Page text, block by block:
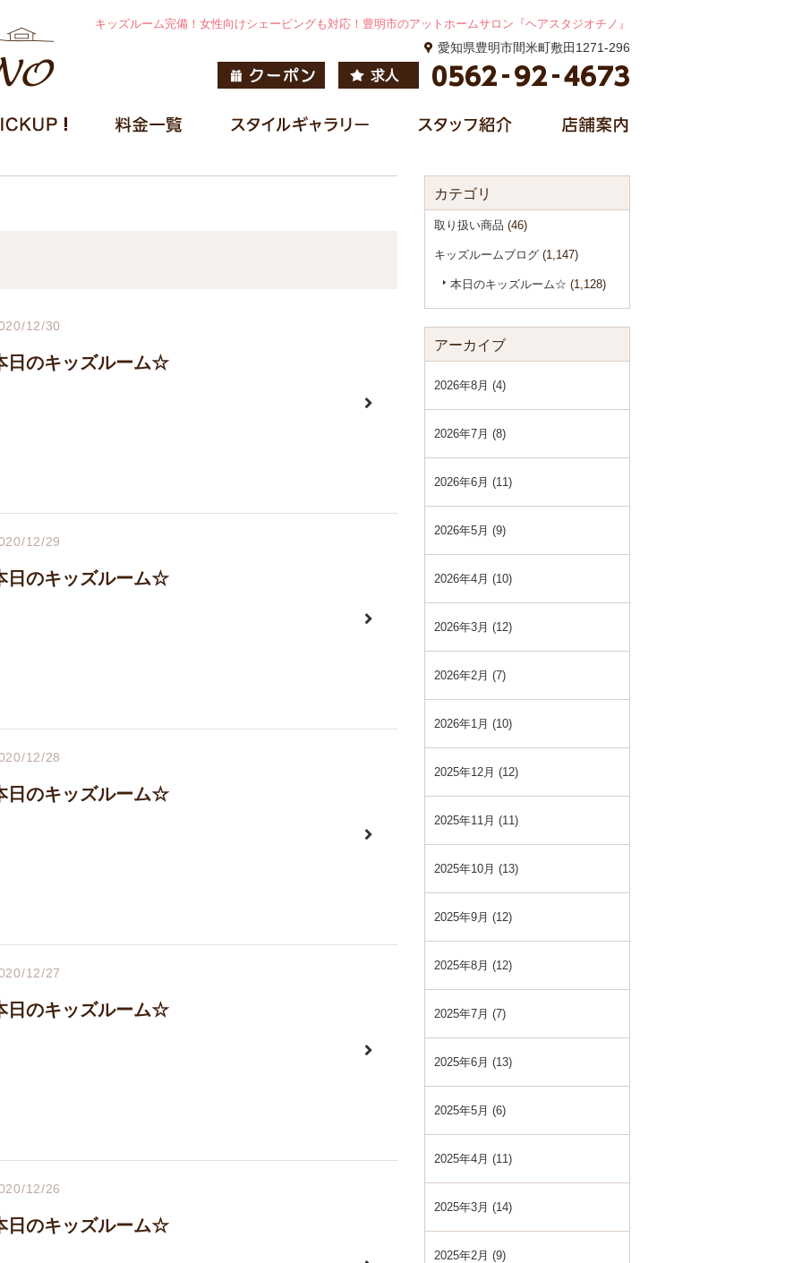
キッズルーム完備！女性向けシェービングも対応！豊明市のアットホームサロン『ヘアスタジオチノ』
愛知県豊明市間米町敷田1271-296
12/30
日のキッズルーム☆
12/29
日のキッズルーム☆
12/28
日のキッズルーム☆
12/27
日のキッズルーム☆
12/26
日のキッズルーム☆
カテゴリ
取り扱い商品 (46)
キッズルームブログ (1,147)
本日のキッズルーム☆ (1,128)
アーカイブ
2026年8月 (4)
2026年7月 (8)
2026年6月 (11)
2026年5月 (9)
2026年4月 (10)
2026年3月 (12)
2026年2月 (7)
2026年1月 (10)
2025年12月 (12)
2025年11月 (11)
2025年10月 (13)
2025年9月 (12)
2025年8月 (12)
2025年7月 (7)
2025年6月 (13)
2025年5月 (6)
2025年4月 (11)
2025年3月 (14)
2025年2月 (9)